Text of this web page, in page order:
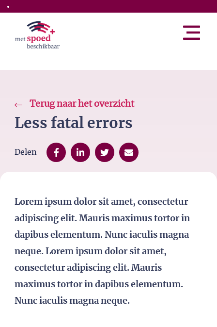
Skip to the main content
Terug naar het overzicht
Less fatal errors
Delen
Lorem ipsum dolor sit amet, consectetur
adipiscing elit. Mauris maximus tortor in
dapibus elementum. Nunc iaculis magna
neque. Lorem ipsum dolor sit amet,
consectetur adipiscing elit. Mauris
maximus tortor in dapibus elementum.
Nunc iaculis magna neque.